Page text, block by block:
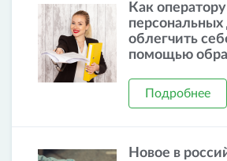
Как оператору
облегчить
помощью
Подробнее
Новое в